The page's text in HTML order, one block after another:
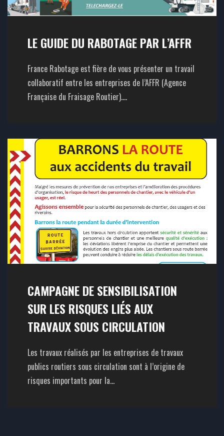
LE GUIDE DU RABOTAGE PAR L’AFFR
France Rabotage est fière de vous présenter un travail
collaboratif entre les entreprises de l’AFFR (Agence
Française du Fraisage Routier)....
CAMPAGNE DE SENSIBILISATION
SUR LES RISQUES LIÉS AUX
TRAVAUX SOUS CIRCULATION
Les travaux réalisés par les entreprises de travaux
publics routiers sous circulation sont à l’origine de
risques importants pour la...